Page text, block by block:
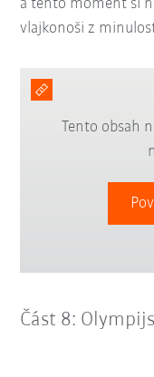
a tento moment si
vlajkonoši z
Tento obsah
Část 8: